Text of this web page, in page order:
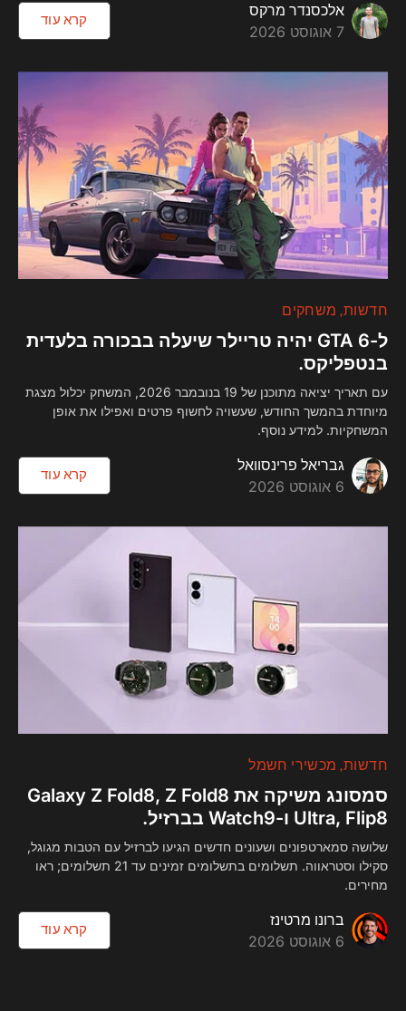
אלכסנדר מרקס
7 אוגוסט 2026
קרא עוד
חדשות משחקים
ל-GTA 6 יהיה טריילר שיעלה בבכורה בלעדית
בנטפליקס.
עם תאריך יציאה מתוכנן של 19 בנובמבר 2026, המשחק יכלול מצגת
מיוחדת בהמשך החודש, שעשויה לחשוף פרטים ואפילו את אופן
המשחקיות. למידע נוסף.
גבריאל פרינסוואל
6 אוגוסט 2026
קרא עוד
חדשות מכשירי חשמל
סמסונג משיקה את Galaxy Z Fold8, Z Fold8
Ultra, Flip8 ו-Watch9 בברזיל.
שלושה סמארטפונים ושעונים חדשים הגיעו לברזיל עם הטבות מגוגל,
סקילו וסטראווה. תשלומים בתשלומים זמינים עד 21 תשלומים; ראו
מחירים.
ברונו מרטינז
6 אוגוסט 2026
קרא עוד